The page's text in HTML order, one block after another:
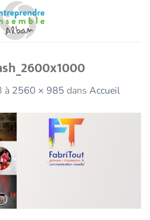
à 2560 × 985 dans Accueil